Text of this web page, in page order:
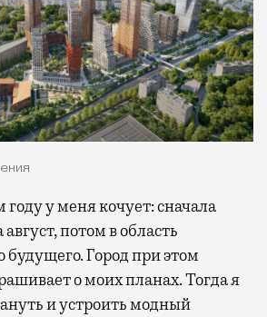
потом в область
будущего. Город при этом
о моих планах. Тогда я
и устроить модный